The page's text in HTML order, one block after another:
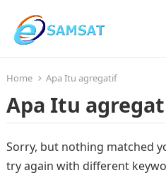
Home Apa Itu agregatif
Apa Itu
Sorry, but nothing matched
try again with different